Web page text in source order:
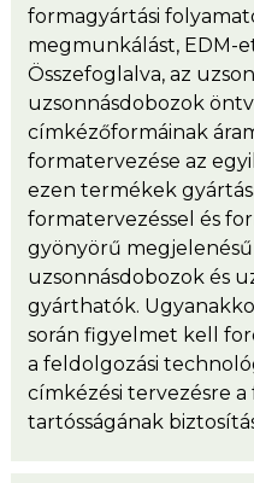
formagyártási
megmunkálást, EDM-
Összefoglalva, az
uzsonnásdobozok
címkézőformáinak
formatervezése az
ezen termékek
formatervezéssel és
gyönyörű
uzsonnásdobozok és
gyárthatók.
során figyelmet kell
a feldolgozási
címkézési tervezésre
tartósságának